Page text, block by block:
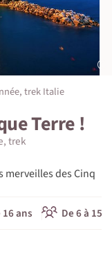
©
trek Italie
Terre !
trek
merveilles des Cinq
ans De 6 à 15